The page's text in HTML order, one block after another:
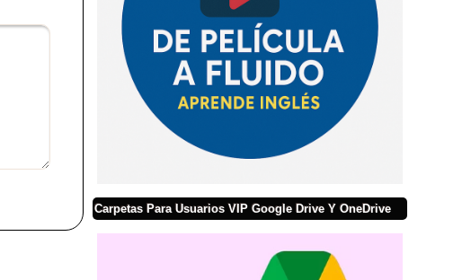
Carpetas Para Usuarios VIP Google Drive Y OneDrive